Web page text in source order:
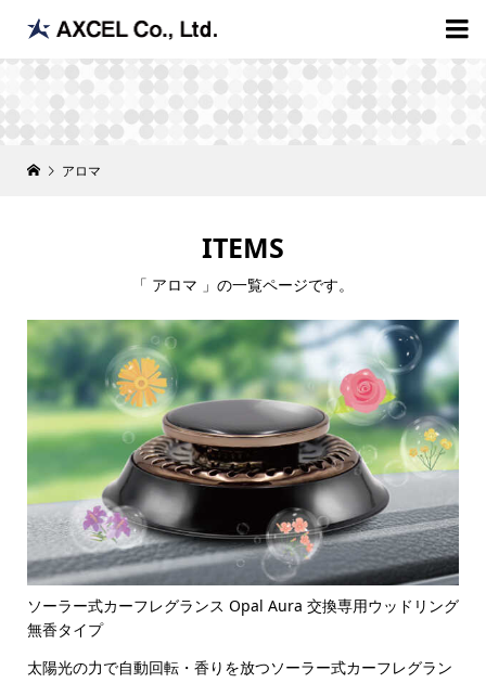

アロマ
ITEMS
「 アロマ 」の一覧ページです。
ソーラー式カーフレグランス Opal Aura 交換専用ウッドリング
無香タイプ
太陽光の力で自動回転・香りを放つソーラー式カーフレグラン